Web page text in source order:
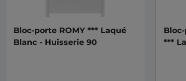
Bloc-porte ROMY *** Laqué
Blanc - Huisserie 90
***